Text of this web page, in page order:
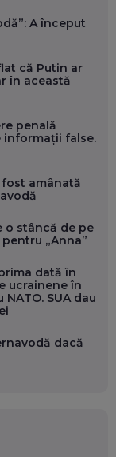
SUCCES ONLINE?
LA CLUJ PENTRU
ȘI FERME
AUTOMATIZĂM
BAZA DE DATE, LA
O COMPANIE
CU COMUNITATEA
A început
că Putin ar
în această
penală
informații false.
amânată
o stâncă de pe
„Anna”
dată în
ucrainene în
SUA dau
dacă